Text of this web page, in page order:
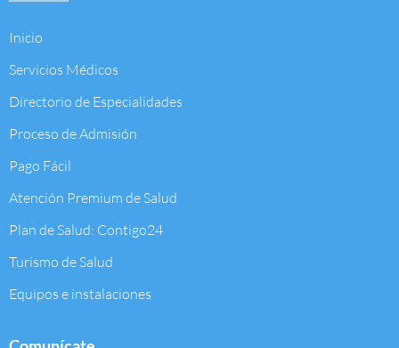
Inicio
Servicios Médicos
Directorio de Especialidades
Proceso de Admisión
Pago Fácil
Atención Premium de Salud
Plan de Salud: Contigo24
Turismo de Salud
Equipos e instalaciones